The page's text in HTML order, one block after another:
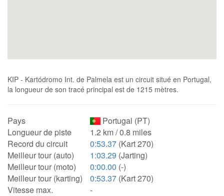
KIP - Kartódromo Int. de Palmela est un circuit situé en Portugal,
la longueur de son tracé principal est de 1215 mètres.
Pays
Portugal (PT)
Longueur de piste
1.2 km / 0.8 miles
Record du circuit
0:53.37 (Kart 270)
Meilleur tour (auto)
1:03.29 (Jarting)
Meilleur tour (moto)
0:00.00 (-)
Meilleur tour (karting)
0:53.37 (Kart 270)
Vitesse max.
-